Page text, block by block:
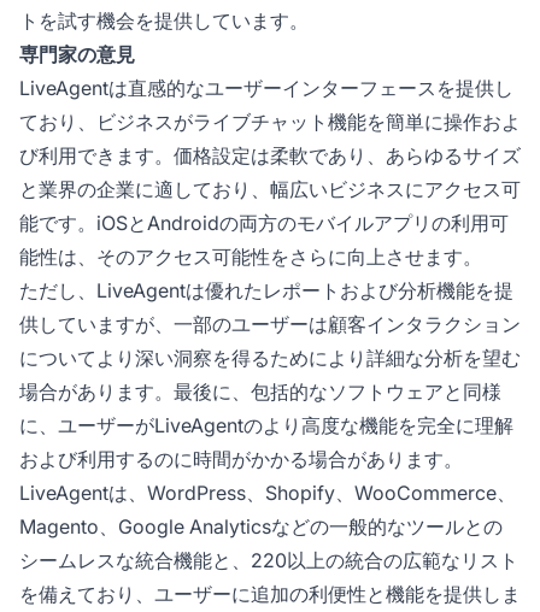
トを試す機会を提供しています。
専門家の意見
LiveAgentは直感的なユーザーインターフェースを提供し
ており、ビジネスがライブチャット機能を簡単に操作およ
び利用できます。価格設定は柔軟であり、あらゆるサイズ
と業界の企業に適しており、幅広いビジネスにアクセス可
能です。iOSとAndroidの両方のモバイルアプリの利用可
能性は、そのアクセス可能性をさらに向上させます。
ただし、LiveAgentは優れたレポートおよび分析機能を提
供していますが、一部のユーザーは顧客インタラクション
についてより深い洞察を得るためにより詳細な分析を望む
場合があります。最後に、包括的なソフトウェアと同様
に、ユーザーがLiveAgentのより高度な機能を完全に理解
および利用するのに時間がかかる場合があります。
LiveAgentは、WordPress、Shopify、WooCommerce、
Magento、Google Analyticsなどの一般的なツールとの
シームレスな統合機能と、220以上の統合の広範なリスト
を備えており、ユーザーに追加の利便性と機能を提供しま